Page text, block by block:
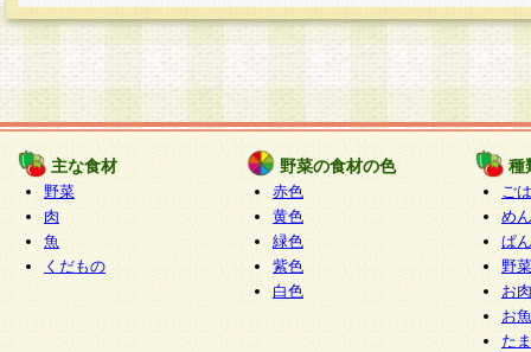
力いただく個人情報は第三者に提供しません。
○個人情報の委託について
個人情報の取り扱いを外部に委託する場合は、
情報管理基準を満たす企業を選定して委託を行
が行われるよう監督します。
○開示対象個人情報の開示等および問い合わせ窓口
本人からの求めにより、当社が本件により取得
報の利用目的の通知・開示・内容の訂正・追加
停止・消去及び第三者への提供の禁止（以下、
といいます。）に応じます。
開示等に応じる窓口は以下になります。
主な食材
野菜
肉
魚
くだもの
野菜の食材の色
赤色
黄色
緑色
紫色
白色
種
ご
めん
ぱん
野
お
お
た